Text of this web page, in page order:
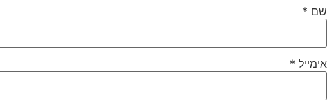
שם *
אימייל *